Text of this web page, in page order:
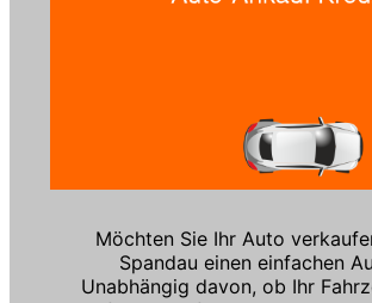
Möchten Sie Ihr Auto
Spandau einen einfachen
Unabhängig davon, ob Ihr